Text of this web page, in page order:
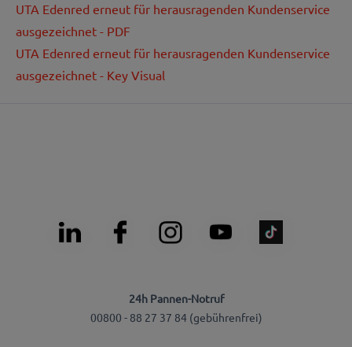
UTA Edenred erneut für herausragenden Kundenservice
ausgezeichnet - PDF
UTA Edenred erneut für herausragenden Kundenservice
ausgezeichnet - Key Visual
24h Pannen-Notruf
00800 - 88 27 37 84 (gebührenfrei)